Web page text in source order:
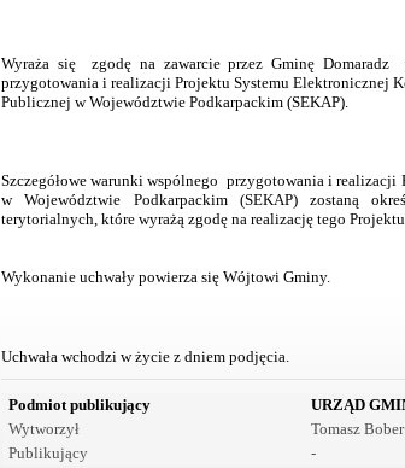
Wyraża się zgodę na zawarcie przez Gminę Domaradz
przygotowania i realizacji Projektu Systemu Elektronicznej
Publicznej w Województwie Podkarpackim (SEKAP).
Szczegółowe warunki wspólnego przygotowania i
w Województwie Podkarpackim (SEKAP) zostaną
terytorialnych, które wyrażą zgodę na realizację tego
Wykonanie uchwały powierza się Wójtowi Gminy.
Uchwała wchodzi w życie z dniem podjęcia.
Podmiot publikujący
URZĄD
Wytworzył
Tomasz
Publikujący
-